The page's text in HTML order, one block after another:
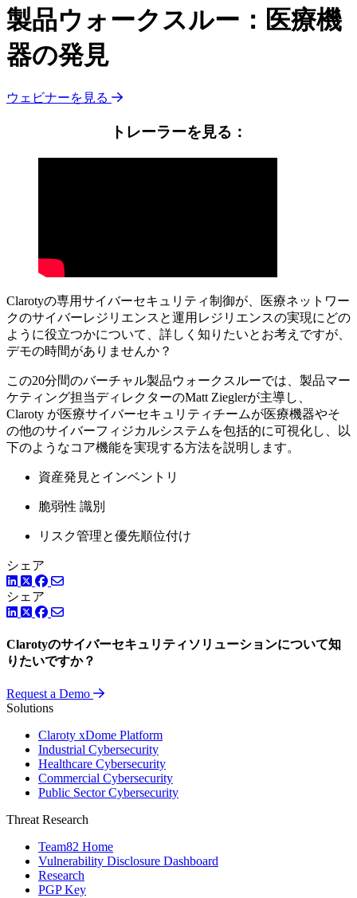
製品ウォークスルー：医療機
器の発見
ウェビナーを見る
トレーラーを見る：
Clarotyの専用サイバーセキュリティ制御が、医療ネットワー
クのサイバーレジリエンスと運用レジリエンスの実現にどの
ように役立つかについて、詳しく知りたいとお考えですが、
デモの時間がありませんか？
この20分間のバーチャル製品ウォークスルーでは、製品マー
ケティング担当ディレクターのMatt Zieglerが主導し、
Claroty が医療サイバーセキュリティチームが医療機器やそ
の他のサイバーフィジカルシステムを包括的に可視化し、以
下のようなコア機能を実現する方法を説明します。
資産発見とインベントリ
脆弱性 識別
リスク管理と優先順位付け
シェア
LinkedIn
TwitterFacebook
シェア
LinkedIn
TwitterFacebook
Clarotyのサイバーセキュリティソリューションについて知
りたいですか？
Request a Demo
Solutions
Claroty xDome Platform
Industrial Cybersecurity
Healthcare Cybersecurity
Commercial Cybersecurity
Public Sector Cybersecurity
Threat Research
Team82 Home
Vulnerability Disclosure Dashboard
Research
PGP Key